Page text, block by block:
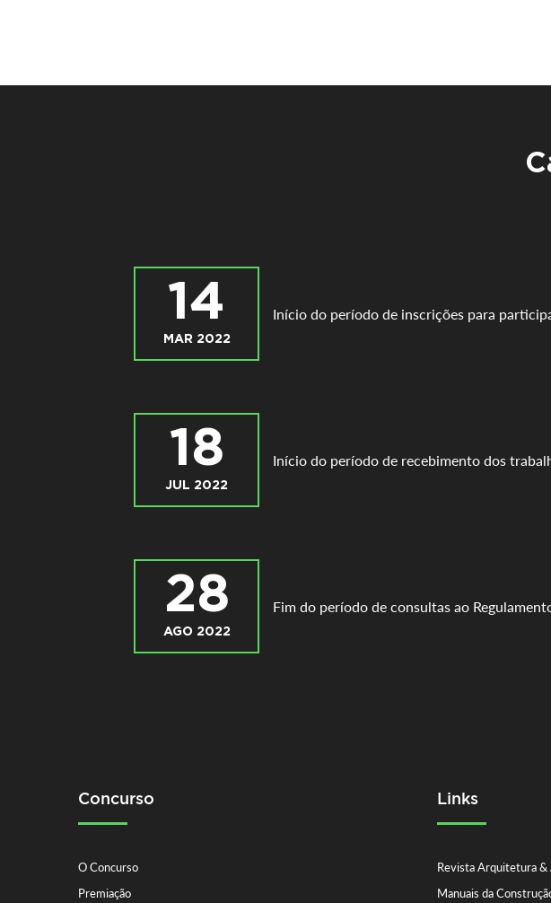
14
MAR 2022
Início do período de inscrições para
18
JUL 2022
Início do período de recebimento dos
28
AGO 2022
Fim do período de consultas ao
Concurso
O Concurso
Premiação
Links
Revista Arquitetura &
Manuais da